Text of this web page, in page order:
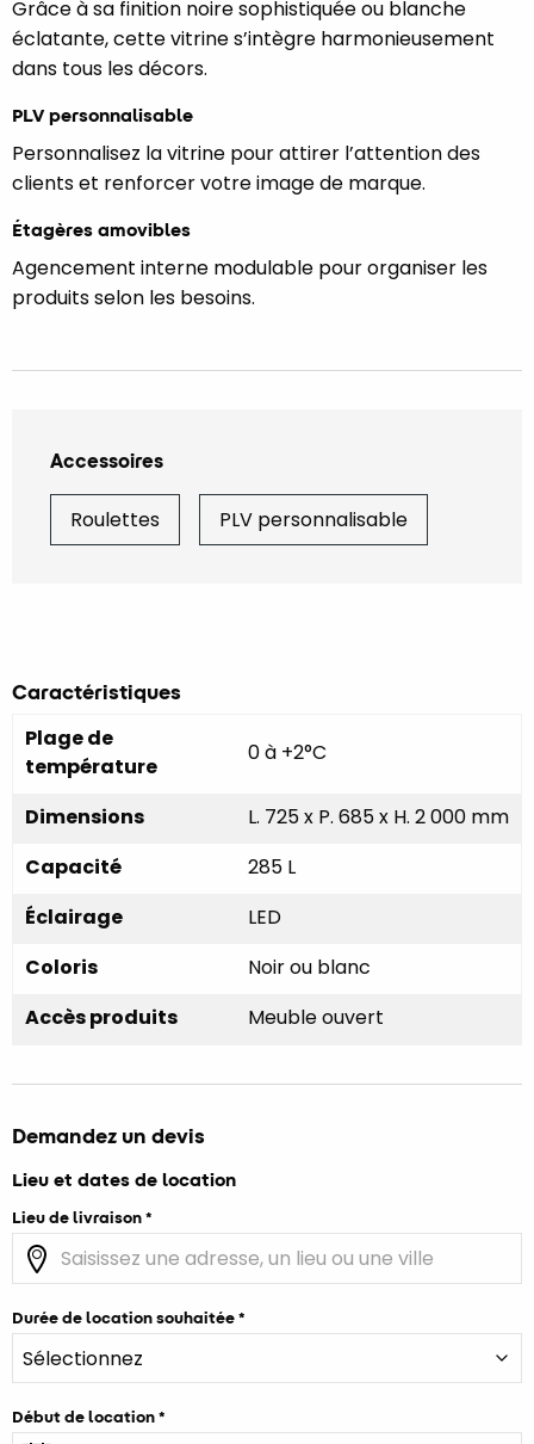
Grâce à sa finition noire sophistiquée ou blanche
éclatante, cette vitrine s’intègre harmonieusement
dans tous les décors.
PLV personnalisable
Personnalisez la vitrine pour attirer l’attention des
clients et renforcer votre image de marque.
Étagères amovibles
Agencement interne modulable pour organiser les
produits selon les besoins.
Accessoires
Roulettes PLV personnalisable
Caractéristiques
Plage de
température
0 à +2°C
Dimensions
L. 725 x P. 685 x H. 2 000 mm
Capacité
285 L
Éclairage
LED
Coloris
Noir ou blanc
Accès produits
Meuble ouvert
Demandez un devis
Lieu et dates de location
Lieu de livraison
Durée de location souhaitée
Début de location